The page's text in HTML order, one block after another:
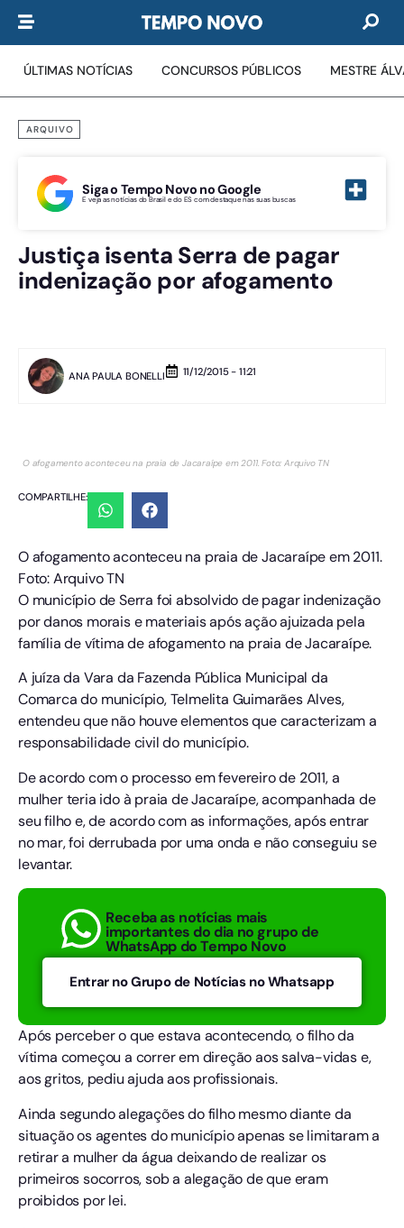
ÚLTIMAS NOTÍCIAS CONCURSOS PÚBLICOS MESTRE
ARQUIVO
Siga o Tempo Novo no Google
E veja as notícias do Brasil e do ES com destaque nas suas buscas
Justiça isenta Serra de pagar
indenização por afogamento
ANA PAULA BONELLI 11/12/2015 - 11:21
O afogamento aconteceu na praia de Jacaraípe em 2011. Foto: Arquivo TN
COMPARTILHE:
O afogamento aconteceu na praia de Jacaraípe em 2011.
Foto: Arquivo TN
O município de Serra foi absolvido de pagar indenização
por danos morais e materiais após ação ajuizada pela
família de vítima de afogamento na praia de Jacaraípe.
A juíza da Vara da Fazenda Pública Municipal da
Comarca do município, Telmelita Guimarães Alves,
entendeu que não houve elementos que caracterizam a
responsabilidade civil do município.
De acordo com o processo em fevereiro de 2011, a
mulher teria ido à praia de Jacaraípe, acompanhada de
seu filho e, de acordo com as informações, após entrar
no mar, foi derrubada por uma onda e não conseguiu se
levantar.
Receba as notícias mais
importantes do dia no grupo de
WhatsApp do Tempo Novo
Entrar no Grupo de Notícias no Whatsapp
Após perceber o que estava acontecendo, o filho da
vítima começou a correr em direção aos salva-vidas e,
aos gritos, pediu ajuda aos profissionais.
Ainda segundo alegações do filho mesmo diante da
situação os agentes do município apenas se limitaram a
retirar a mulher da água deixando de realizar os
primeiros socorros, sob a alegação de que eram
proibidos por lei.